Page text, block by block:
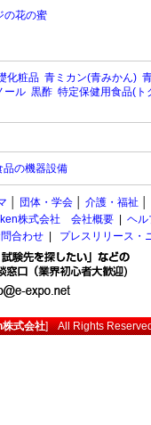
の花の蜜
化粧品 青ミカン(青みかん)
ール 黒酢 特定保健用食品(ト
品の機器設備
団体・学会 介護・福祉
株式会社 会社概要
ヘル
合わせ プレスリリース・
式会社] All Rights